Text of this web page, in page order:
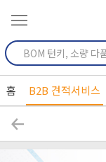
홈 B2B 견적서비스